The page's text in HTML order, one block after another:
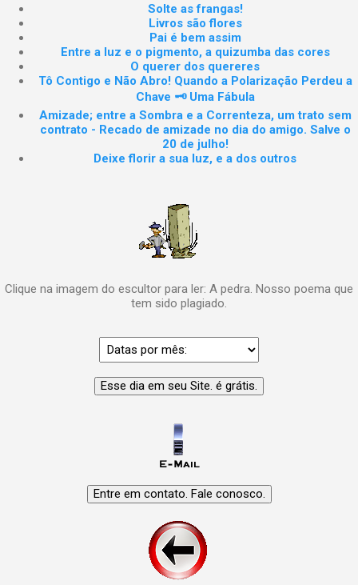
Solte as frangas!
Livros são flores
Pai é bem assim
Entre a luz e o pigmento, a quizumba das cores
O querer dos quereres
Tô Contigo e Não Abro! Quando a Polarização Perdeu a
Chave 🗝️ Uma Fábula
Amizade; entre a Sombra e a Correnteza, um trato sem
contrato - Recado de amizade no dia do amigo. Salve o
20 de julho!
Deixe florir a sua luz, e a dos outros
Clique na imagem do escultor para ler: A pedra. Nosso poema que
tem sido plagiado.